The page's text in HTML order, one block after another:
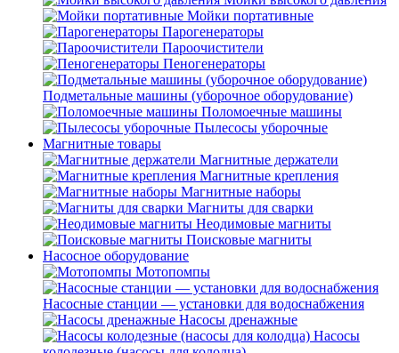
Мойки портативные
Парогенераторы
Пароочистители
Пеногенераторы
Подметальные машины (уборочное оборудование)
Поломоечные машины
Пылесосы уборочные
Магнитные товары
Магнитные держатели
Магнитные крепления
Магнитные наборы
Магниты для сварки
Неодимовые магниты
Поисковые магниты
Насосное оборудование
Мотопомпы
Насосные станции — установки для водоснабжения
Насосы дренажные
Насосы